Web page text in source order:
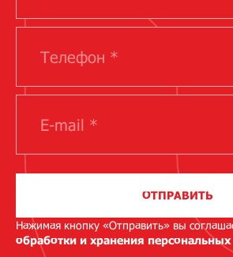
ОТПРАВИТЬ
Нажимая кнопку «Отправить» вы
обработки и хранения